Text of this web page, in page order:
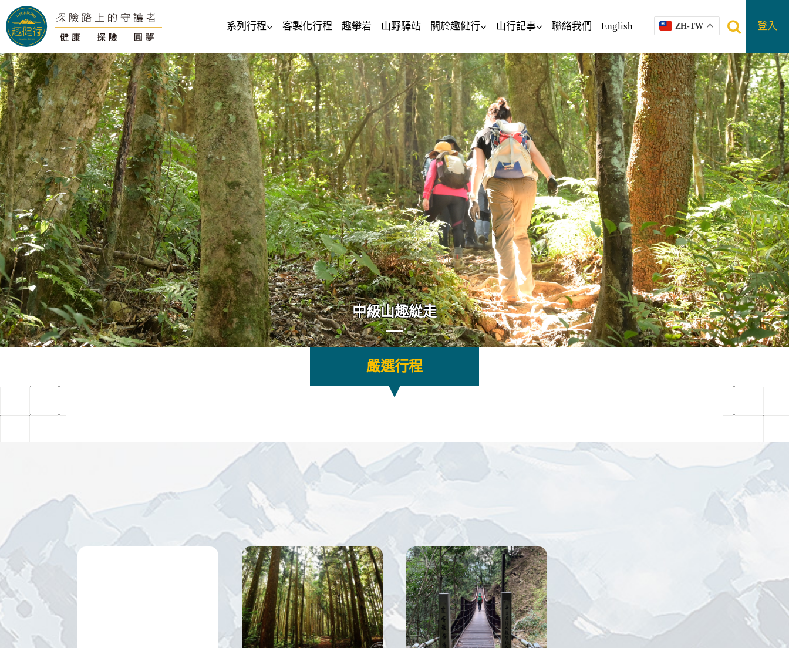
系列行程 客製化行程 趣攀岩 山野驛站 關於趣健行 山行記事 聯絡我們 English ZH-TW 登入
中級山趣緃走
往前 往後
嚴選行程